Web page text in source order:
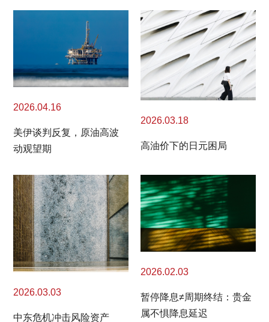
2026.04.16
美伊谈判反复，原油高波
动观望期
2026.03.18
高油价下的日元困局
2026.03.03
中东危机冲击风险资产
2026.02.03
暂停降息≠周期终结：贵金
属不惧降息延迟